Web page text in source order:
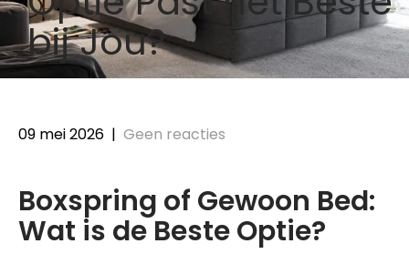
bij Jou?
09 mei 2026 | Geen reacties
Boxspring of Gewoon Bed:
Wat is de Beste Optie?